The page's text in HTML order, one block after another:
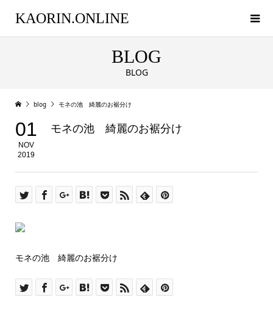
KAORIN.ONLINE
BLOG
BLOG
blog モネの池 綺麗のお裾分け
01
NOV
2019
モネの池 綺麗のお裾分け
モネの池 綺麗のお裾分け